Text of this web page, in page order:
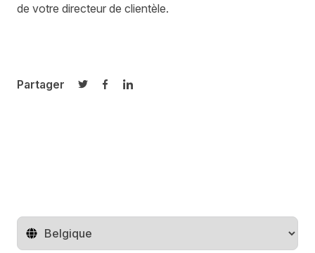
de votre directeur de clientèle.
Partager
Partager sur Twitter
Partager sur Facebook
Partager sur LinkedIn
Changer de pays